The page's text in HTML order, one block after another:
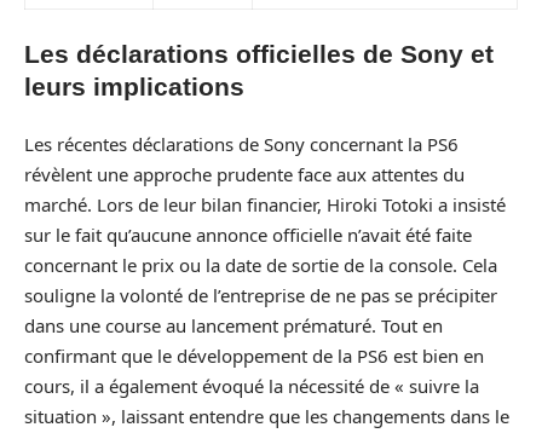
Les déclarations officielles de Sony et
leurs implications
Les récentes déclarations de Sony concernant la PS6
révèlent une approche prudente face aux attentes du
marché. Lors de leur bilan financier, Hiroki Totoki a insisté
sur le fait qu’aucune annonce officielle n’avait été faite
concernant le prix ou la date de sortie de la console. Cela
souligne la volonté de l’entreprise de ne pas se précipiter
dans une course au lancement prématuré. Tout en
confirmant que le développement de la PS6 est bien en
cours, il a également évoqué la nécessité de « suivre la
situation », laissant entendre que les changements dans le